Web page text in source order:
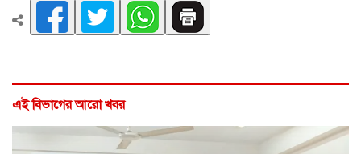
এই বিভাগের আরো খবর